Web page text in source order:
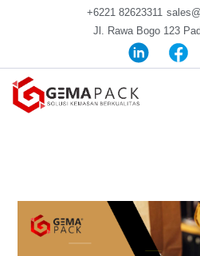
+6221 82623311
Jl. Rawa Bogo 123